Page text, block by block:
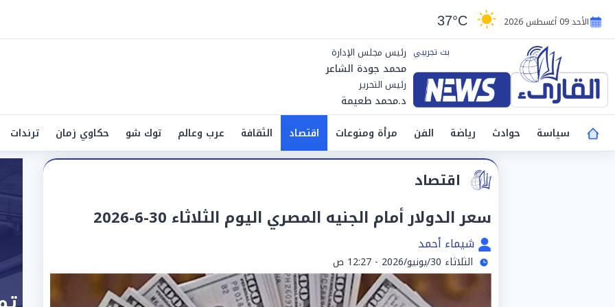
الأحد 09 أغسطس 2026 37°C
رئيس مجلس الإدارة
محمد جودة الشاعر
رئيس التحرير
د.محمد طعيمة
سياسة
حوادث رياضة الفن مرأة ومنوعات اقتصاد الثقافة عرب وعالم توك شو حكاوي زمان ترندات
اقتصاد
سعر الدولار أمام الجنيه المصري اليوم الثلاثاء 30-6-2026
شيماء أحمد
الثلاثاء 30/يونيو/2026 - 12:27 ص